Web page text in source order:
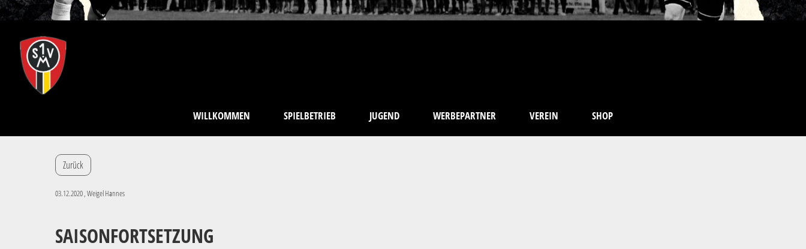
WILLKOMMEN SPIELBETRIEB JUGEND WERBEPARTNER VEREIN SHOP
Zurück
03.12.2020, Weigel Hannes
SAISONFORTSETZUNG